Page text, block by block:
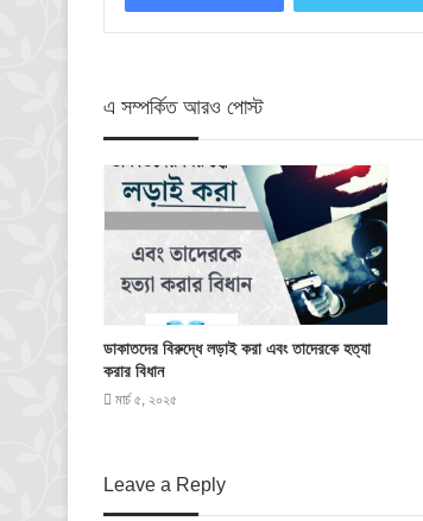
এ সম্পর্কিত আরও পোস্ট
ডাকাতদের বিরুদ্ধে লড়াই করা এবং তাদেরকে হত্যা
করার বিধান
মার্চ ৫, ২০২৫
Leave a Reply